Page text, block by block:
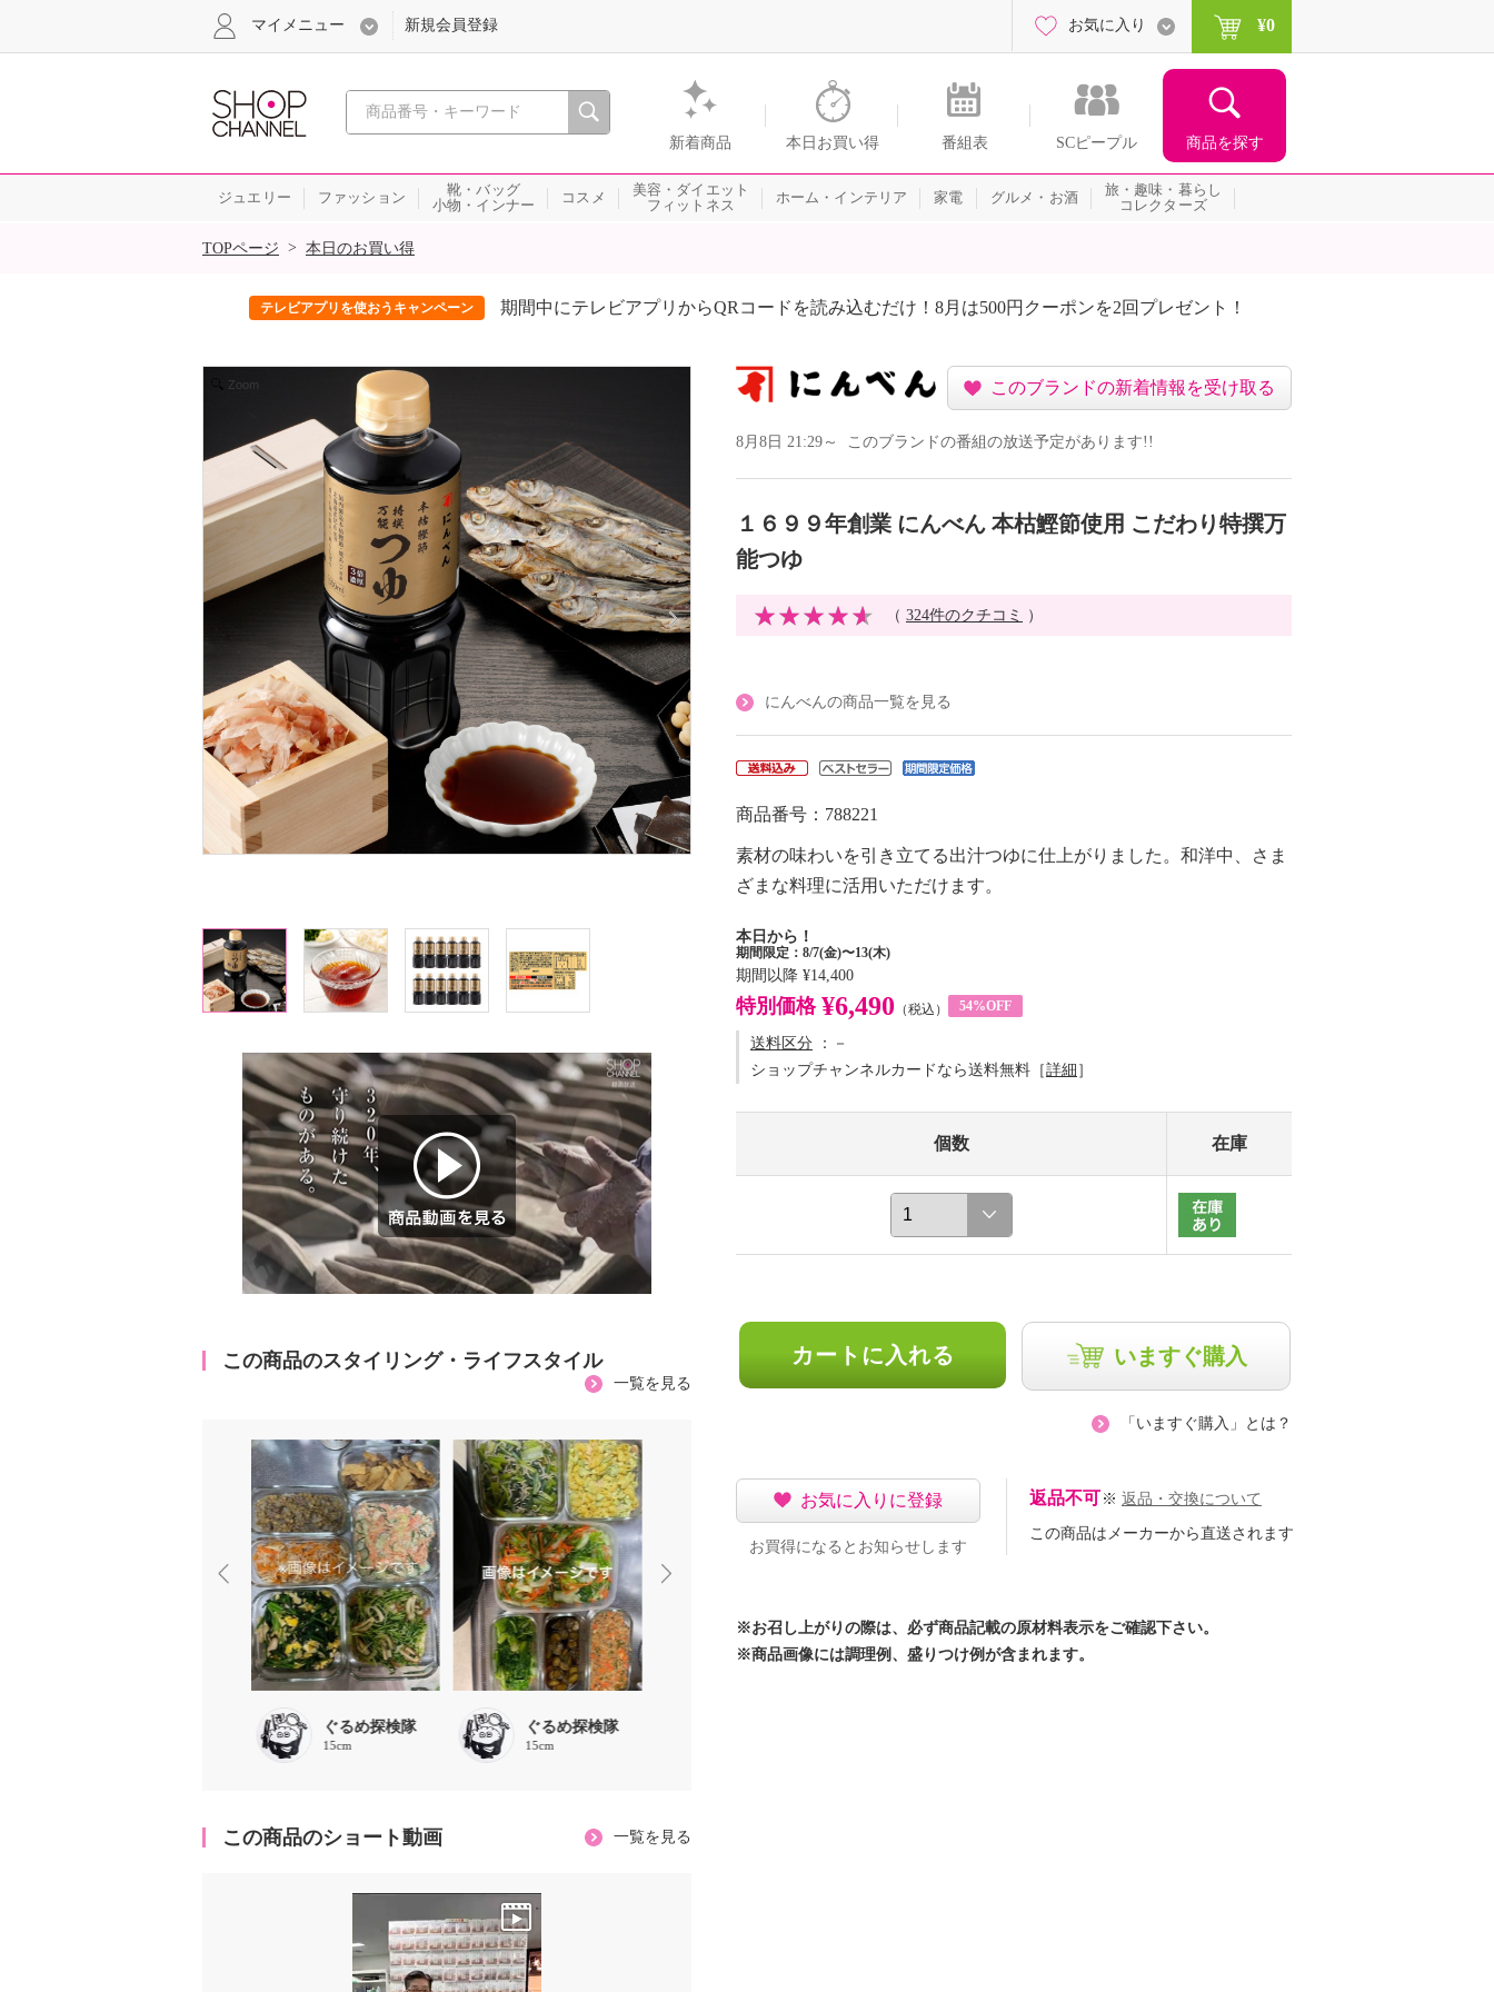
心おどる、瞬間を。通販・テレビショッピングのショップチャンネル
新着商品 本日お買い得 番組表 SCピープル 商品を探す
マイメニュー 新規会員登録 お気に入り ¥0
ジュエリー ファッション
靴・バッグ
小物・インナー
コスメ
美容・ダイエット
フィットネス
ホーム・インテリア 家電 グルメ・お酒
旅・趣味・暮らし
コレクターズ
SALE
TOPページ > 本日のお買い得
テレビアプリを使おうキャンペーン 期間中にテレビアプリからQRコードを読み込むだけ！8月は500円クーポンを2回プレゼント！
Zoom
商品動画を見る
この商品のスタイリング・ライフスタイル
一覧を見る
ぐるめ探検隊
15cm
ぐるめ探検隊
15cm
この商品のショート動画 一覧を見る
このブランドの新着情報を受け取る
8月8日 21:29～ このブランドの番組の放送予定があります!!
１６９９年創業 にんべん 本枯鰹節使用 こだわり特撰万
能つゆ
（ 324件のクチコミ ）
にんべんの商品一覧を見る
商品番号：788221
素材の味わいを引き立てる出汁つゆに仕上がりました。和洋中、さま
ざまな料理に活用いただけます。
本日から！
期間限定：8/7(金)〜13(木)
期間以降 ¥14,400
特別価格 ¥6,490 （税込） 54%OFF
送料区分 ：－
ショップチャンネルカードなら送料無料［詳細 ］
個数 在庫
カートに入れる いますぐ購入
「いますぐ購入」とは？
お気に入りに登録
お買得になるとお知らせします
返品不可 ※ 返品・交換について
この商品はメーカーから直送されます
※お召し上がりの際は、必ず商品記載の原材料表示をご確認下さい。
※商品画像には調理例、盛りつけ例が含まれます。